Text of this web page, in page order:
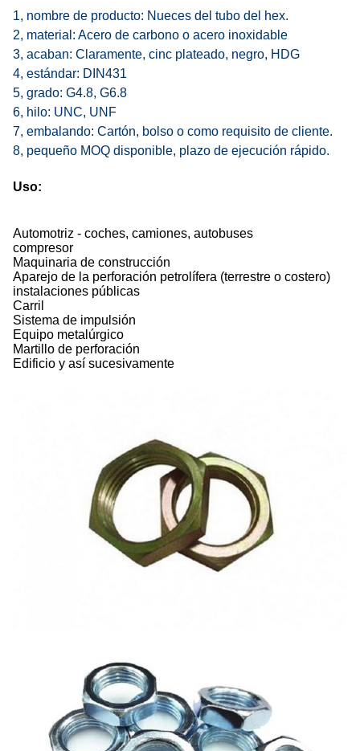
1, nombre de producto: Nueces del tubo del hex.
2, material: Acero de carbono o acero inoxidable
3, acaban: Claramente, cinc plateado, negro, HDG
4, estándar: DIN431
5, grado: G4.8, G6.8
6, hilo: UNC, UNF
7, embalando: Cartón, bolso o como requisito de cliente.
8, pequeño MOQ disponible, plazo de ejecución rápido.
Uso:
Automotriz - coches, camiones, autobuses
compresor
Maquinaria de construcción
Aparejo de la perforación petrolífera (terrestre o costero)
instalaciones públicas
Carril
Sistema de impulsión
Equipo metalúrgico
Martillo de perforación
Edificio y así sucesivamente